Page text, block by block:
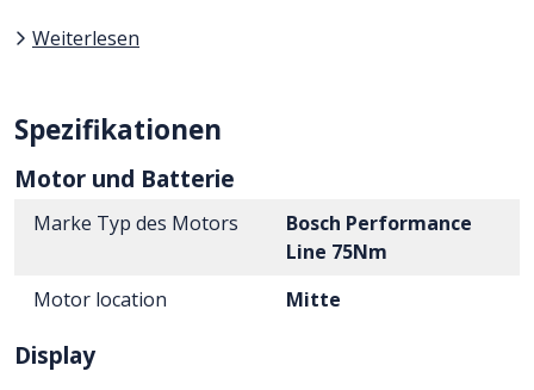
Weiterlesen
Spezifikationen
Motor und Batterie
Marke Typ des Motors
Bosch Performance
Line 75Nm
Motor location
Mitte
Display